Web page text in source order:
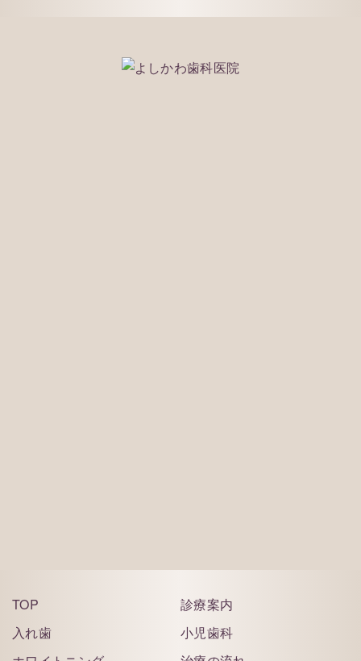
TOP
診療案内
入れ歯
小児歯科